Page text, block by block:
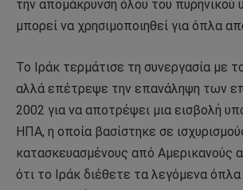
την απομάκρυνση όλου του πυρηνικού
μπορεί να χρησιμοποιηθεί για όπλα
Το Ιράκ τερμάτισε τη συνεργασία με
αλλά επέτρεψε την επανάληψη των
2002 για να αποτρέψει μια εισβολή
ΗΠΑ, η οποία βασίστηκε σε
κατασκευασμένους από Αμερικανούς
ότι το Ιράκ διέθετε τα λεγόμενα όπλα